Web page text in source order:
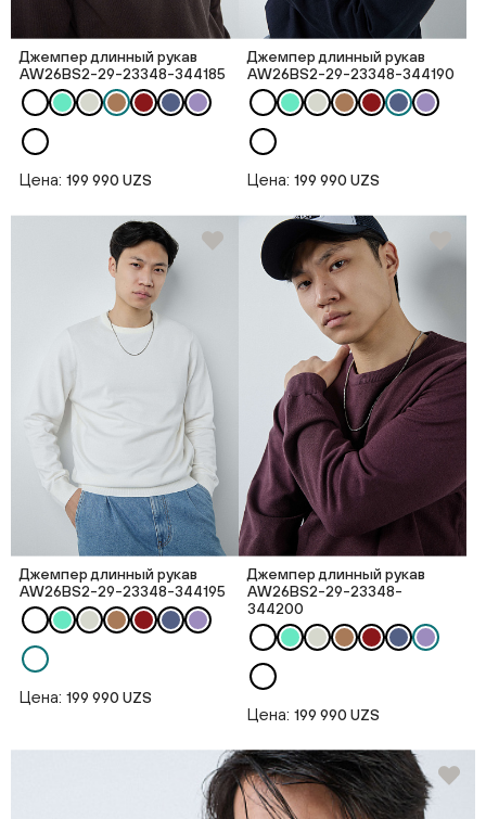
Джемпер длинный рукав
AW26BS2-29-23348-344185
Цена: 199 990 UZS
Джемпер длинный рукав
AW26BS2-29-23348-344190
Цена: 199 990 UZS
Джемпер длинный рукав
AW26BS2-29-23348-344195
Цена: 199 990 UZS
Джемпер длинный рукав
AW26BS2-29-23348-
344200
Цена: 199 990 UZS